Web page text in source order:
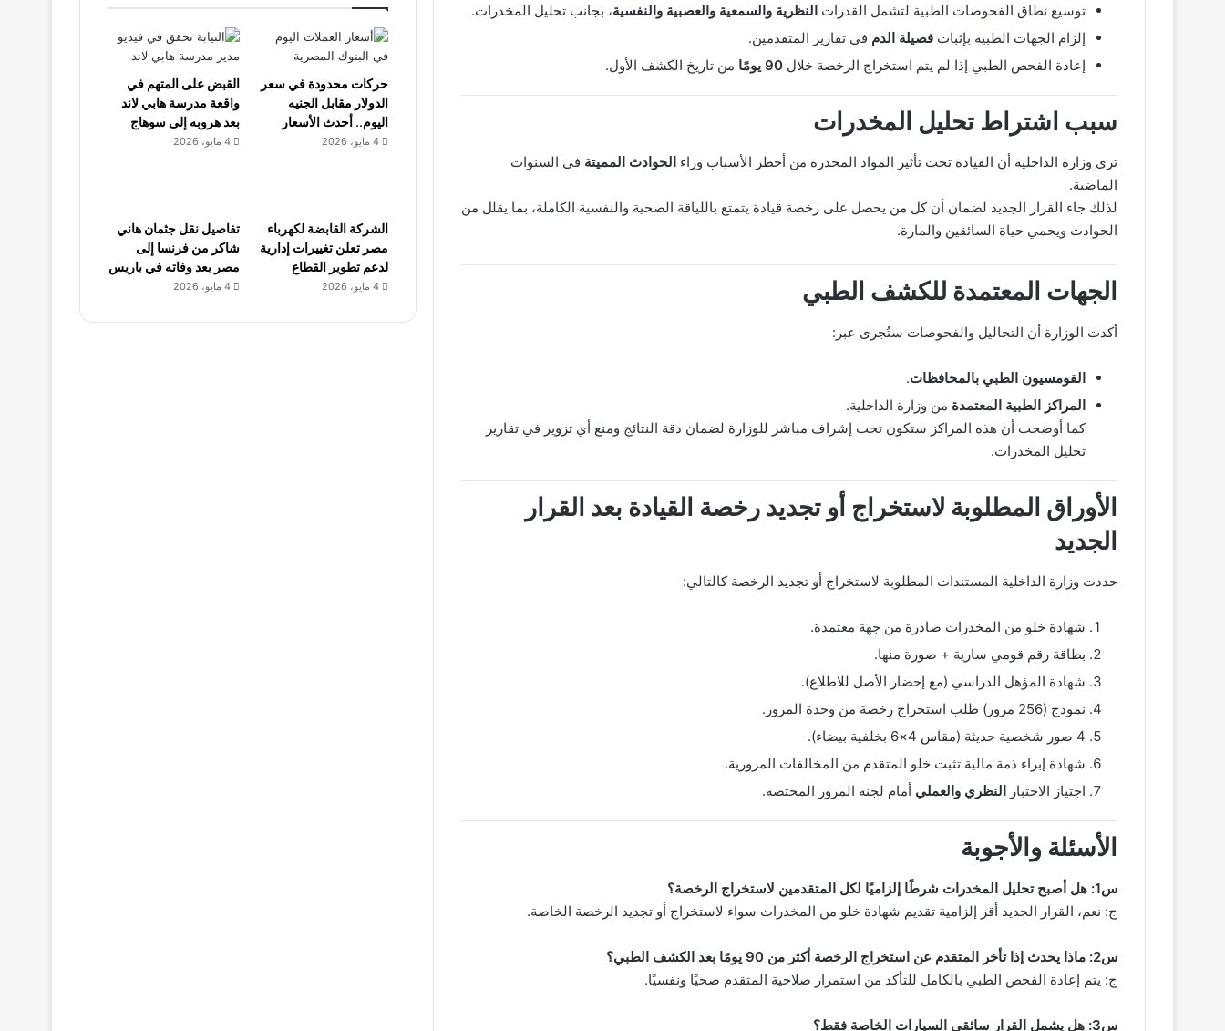
توسيع نطاق الفحوصات الطبية لتشمل القدرات النظرية والسمعية والعصبية والنفسية، بجانب تحليل المخدرات.
إلزام الجهات الطبية بإثبات فصيلة الدم في تقارير المتقدمين.
إعادة الفحص الطبي إذا لم يتم استخراج الرخصة خلال 90 يومًا من تاريخ الكشف الأول.
سبب اشتراط تحليل المخدرات
ترى وزارة الداخلية أن القيادة تحت تأثير المواد المخدرة من أخطر الأسباب وراء الحوادث المميتة في السنوات
الماضية.
لذلك جاء القرار الجديد لضمان أن كل من يحصل على رخصة قيادة يتمتع باللياقة الصحية والنفسية الكاملة، بما يقلل من
الحوادث ويحمي حياة السائقين والمارة.
الجهات المعتمدة للكشف الطبي
أكدت الوزارة أن التحاليل والفحوصات ستُجرى عبر:
القومسيون الطبي بالمحافظات.
المراكز الطبية المعتمدة من وزارة الداخلية.
كما أوضحت أن هذه المراكز ستكون تحت إشراف مباشر للوزارة لضمان دقة النتائج ومنع أي تزوير في تقارير
تحليل المخدرات.
الأوراق المطلوبة لاستخراج أو تجديد رخصة القيادة بعد القرار
الجديد
حددت وزارة الداخلية المستندات المطلوبة لاستخراج أو تجديد الرخصة كالتالي:
شهادة خلو من المخدرات صادرة من جهة معتمدة.
بطاقة رقم قومي سارية + صورة منها.
شهادة المؤهل الدراسي (مع إحضار الأصل للاطلاع).
نموذج (256 مرور) طلب استخراج رخصة من وحدة المرور.
4 صور شخصية حديثة (مقاس 4×6 بخلفية بيضاء).
شهادة إبراء ذمة مالية تثبت خلو المتقدم من المخالفات المرورية.
اجتياز الاختبار النظري والعملي أمام لجنة المرور المختصة.
الأسئلة والأجوبة
س1: هل أصبح تحليل المخدرات شرطًا إلزاميًا لكل المتقدمين لاستخراج الرخصة؟
ج: نعم، القرار الجديد أقر إلزامية تقديم شهادة خلو من المخدرات سواء لاستخراج أو تجديد الرخصة الخاصة.
س2: ماذا يحدث إذا تأخر المتقدم عن استخراج الرخصة أكثر من 90 يومًا بعد الكشف الطبي؟
ج: يتم إعادة الفحص الطبي بالكامل للتأكد من استمرار صلاحية المتقدم صحيًا ونفسيًا.
س3: هل يشمل القرار سائقي السيارات الخاصة فقط؟
حركات محدودة في سعر
الدولار مقابل الجنيه
اليوم.. أحدث الأسعار
4 مايو، 2026
القبض على المتهم في
واقعة مدرسة هابي لاند
بعد هروبه إلى سوهاج
4 مايو، 2026
الشركة القابضة لكهرباء
مصر تعلن تغييرات إدارية
لدعم تطوير القطاع
4 مايو، 2026
تفاصيل نقل جثمان هاني
شاكر من فرنسا إلى
مصر بعد وفاته في باريس
4 مايو، 2026